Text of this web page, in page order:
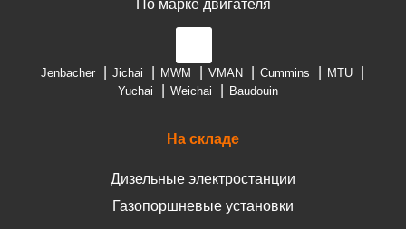
По марке двигателя
Jenbacher Jichai MWM VMAN Cummins
MTU
Yuchai
Weichai Baudouin
На складе
Дизельные электростанции
Газопоршневые установки